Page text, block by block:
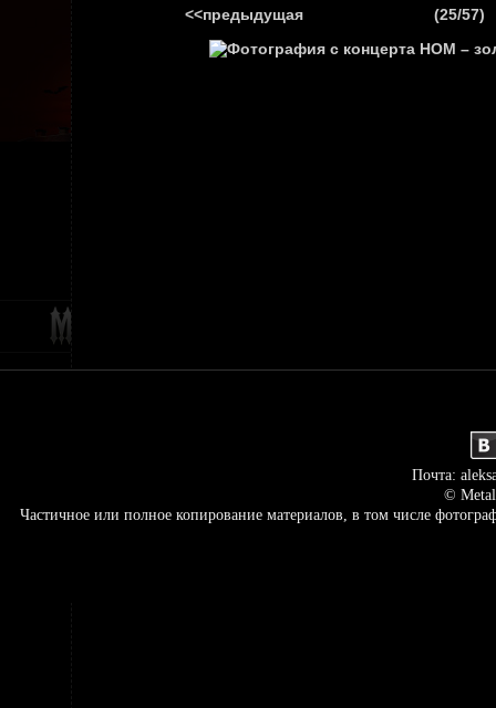
<<предыдущая (25/57)
Почта:
©
Частичное или полное копирование материалов, в том числе